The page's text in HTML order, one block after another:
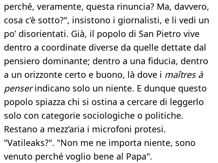
perché, veramente, questa rinuncia? Ma, davvero,
cosa c’è sotto?", insistono i giornalisti, e li vedi un
po’ disorientati. Già, il popolo di San Pietro vive
dentro a coordinate diverse da quelle dettate dal
pensiero dominante; dentro a una fiducia, dentro
a un orizzonte certo e buono, là dove i maîtres à
penserindicano solo un niente. E dunque questo
popolo spiazza chi si ostina a cercare di leggerlo
solo con categorie sociologiche o politiche.
Restano a mezz’aria i microfoni protesi.
"Vatileaks?". "Non me ne importa niente, sono
venuto perché voglio bene al Papa".